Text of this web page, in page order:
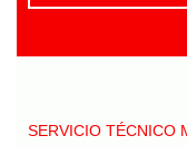
SERVICIO TÉCNICO